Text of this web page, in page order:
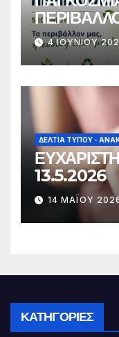
4 ΙΟΥΝΊΟΥ
ΔΕΛΤΊΑ ΤΎΠΟΥ -
13.5.2026
14 ΜΑΪ́ΟΥ
ΚΑΤΗΓΟΡΊΕΣ